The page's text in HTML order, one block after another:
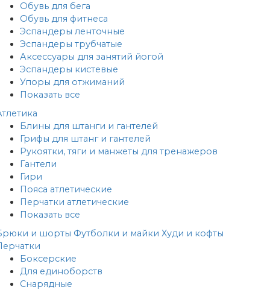
Обувь для бега
Обувь для фитнеса
Эспандеры ленточные
Эспандеры трубчатые
Аксессуары для занятий йогой
Эспандеры кистевые
Упоры для отжиманий
Показать все
Блины для штанги и гантелей
Грифы для штанг и гантелей
Рукоятки, тяги и манжеты для тренажеров
Гантели
Гири
Пояса атлетические
Перчатки атлетические
Показать все
и шорты Футболки и майки Худи и кофты
Боксерские
Для единоборств
Снарядные